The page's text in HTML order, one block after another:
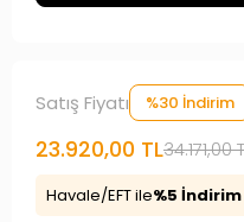
Satış Fiyatı %30 İndirim
23.920,00 TL34.171,00
Havale/EFT ile%5 İndirim